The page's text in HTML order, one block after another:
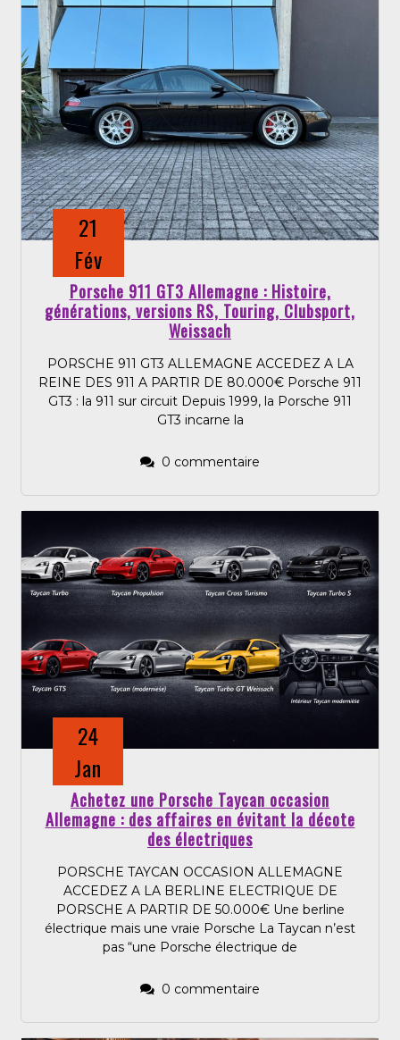
21
Fév
Porsche 911 GT3 Allemagne : Histoire,
générations, versions RS, Touring, Clubsport,
Weissach
PORSCHE 911 GT3 ALLEMAGNE ACCEDEZ A LA
REINE DES 911 A PARTIR DE 80.000€ Porsche 911
GT3 : la 911 sur circuit Depuis 1999, la Porsche 911
GT3 incarne la
0 commentaire
24
Jan
Achetez une Porsche Taycan occasion
Allemagne : des affaires en évitant la décote
des électriques
PORSCHE TAYCAN OCCASION ALLEMAGNE
ACCEDEZ A LA BERLINE ELECTRIQUE DE
PORSCHE A PARTIR DE 50.000€ Une berline
électrique mais une vraie Porsche La Taycan n’est
pas “une Porsche électrique de
0 commentaire